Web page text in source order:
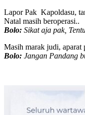
Lapor Pak Kapoldasu,
Natal masih beroperasi..
Bolo: Sikat aja pak,
Masih marak judi, aparat
Bolo: Jangan Pandang